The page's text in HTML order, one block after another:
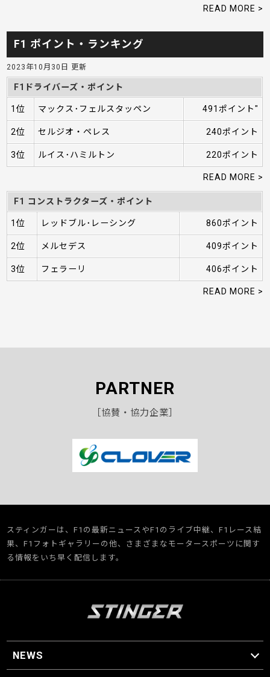
READ MORE >
F1 ポイント・ランキング
2023年10月30日 更新
F1ドライバーズ・ポイント
1位 マックス･フェルスタッペン 491ポイント"
2位 セルジオ・ペレス 240ポイント
3位 ルイス･ハミルトン 220ポイント
READ MORE >
F1 コンストラクターズ・ポイント
1位 レッドブル･レーシング 860ポイント
2位 メルセデス 409ポイント
3位 フェラーリ 406ポイント
READ MORE >
PARTNER
［協賛・協力企業］
スティンガーは、F1の最新ニュースやF1のライブ中継、F1レース結
果、F1フォトギャラリーの他、さまざまなモータースポーツに関す
る情報をいち早く配信します。
NEWS